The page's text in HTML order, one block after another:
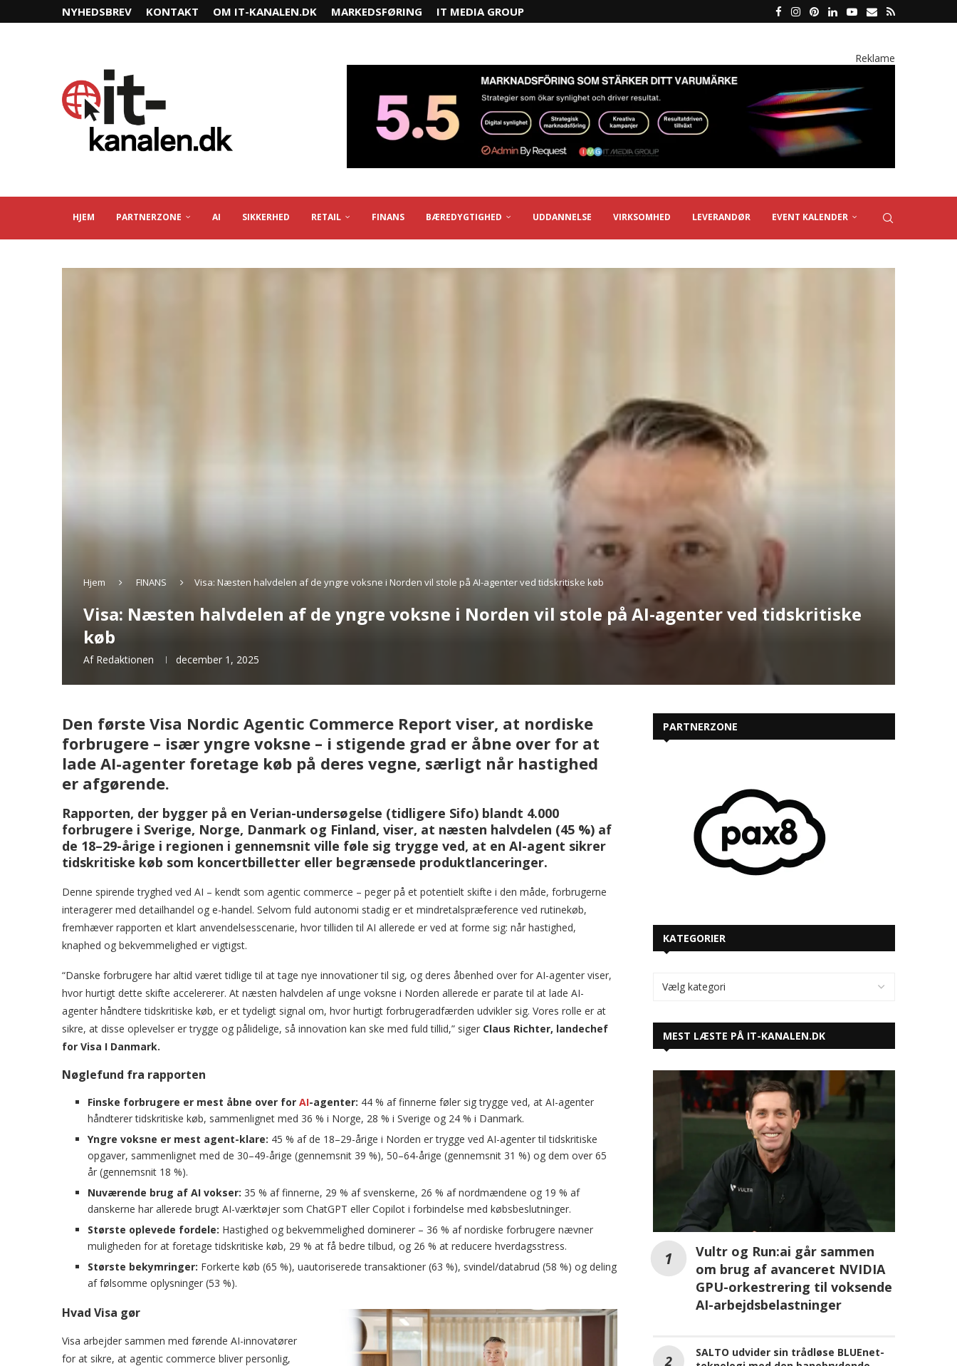
NYHEDSBREV KONTAKT OM IT-KANALEN.DK MARKEDSFØRING IT MEDIA GROUP
Reklame
HJEM PARTNERZONE AI SIKKERHED RETAIL FINANS BÆREDYGTIGHED UDDANNELSE VIRKSOMHED LEVERANDØR EVENT KALENDER
Hjem FINANS Visa: Næsten halvdelen af de yngre voksne i Norden vil stole på AI-agenter ved tidskritiske køb
Visa: Næsten halvdelen af de yngre voksne i Norden vil stole på AI-agenter ved tidskritiske
køb
Af Redaktionen december 1, 2025
Den første Visa Nordic Agentic Commerce Report viser, at nordiske
forbrugere – især yngre voksne – i stigende grad er åbne over for at
lade AI-agenter foretage køb på deres vegne, særligt når hastighed
er afgørende.
Rapporten, der bygger på en Verian-undersøgelse (tidligere Sifo) blandt 4.000
forbrugere i Sverige, Norge, Danmark og Finland, viser, at næsten halvdelen (45 %) af
de 18–29-årige i regionen i gennemsnit ville føle sig trygge ved, at en AI-agent sikrer
tidskritiske køb som koncertbilletter eller begrænsede produktlanceringer.
Denne spirende tryghed ved AI – kendt som agentic commerce – peger på et potentielt skifte i den måde, forbrugerne
interagerer med detailhandel og e-handel. Selvom fuld autonomi stadig er et mindretalspræference ved rutinekøb,
fremhæver rapporten et klart anvendelsesscenarie, hvor tilliden til AI allerede er ved at forme sig: når hastighed,
knaphed og bekvemmelighed er vigtigst.
“Danske forbrugere har altid været tidlige til at tage nye innovationer til sig, og deres åbenhed over for AI-agenter viser,
hvor hurtigt dette skifte accelererer. At næsten halvdelen af unge voksne i Norden allerede er parate til at lade AI-
agenter håndtere tidskritiske køb, er et tydeligt signal om, hvor hurtigt forbrugeradfærden udvikler sig. Vores rolle er at
sikre, at disse oplevelser er trygge og pålidelige, så innovation kan ske med fuld tillid,” siger Claus Richter, landechef
for Visa I Danmark.
Nøglefund fra rapporten
Finske forbrugere er mest åbne over for AI-agenter: 44 % af finnerne føler sig trygge ved, at AI-agenter
håndterer tidskritiske køb, sammenlignet med 36 % i Norge, 28 % i Sverige og 24 % i Danmark.
Yngre voksne er mest agent-klare: 45 % af de 18–29-årige i Norden er trygge ved AI-agenter til tidskritiske
opgaver, sammenlignet med de 30–49-årige (gennemsnit 39 %), 50–64-årige (gennemsnit 31 %) og dem over 65
år (gennemsnit 18 %).
Nuværende brug af AI vokser: 35 % af finnerne, 29 % af svenskerne, 26 % af nordmændene og 19 % af
danskerne har allerede brugt AI-værktøjer som ChatGPT eller Copilot i forbindelse med købsbeslutninger.
Største oplevede fordele: Hastighed og bekvemmelighed dominerer – 36 % af nordiske forbrugere nævner
muligheden for at foretage tidskritiske køb, 29 % at få bedre tilbud, og 26 % at reducere hverdagsstress.
Største bekymringer: Forkerte køb (65 %), uautoriserede transaktioner (63 %), svindel/databrud (58 %) og deling
af følsomme oplysninger (53 %).
Hvad Visa gør
Visa arbejder sammen med førende AI-innovatører
for at sikre, at agentic commerce bliver personlig,
PARTNERZONE
KATEGORIER
MEST LÆSTE PÅ IT-KANALEN.DK
Vultr og Run:ai går sammen
om brug af avanceret NVIDIA
GPU-orkestrering til voksende
AI-arbejdsbelastninger
SALTO udvider sin trådløse BLUEnet-
teknologi med den banebrydende
BLUEnet kontrolenhed-serie
Lenovos vækst accelererer i Q4 FY